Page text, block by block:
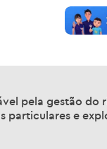
pela gestão do
particulares e